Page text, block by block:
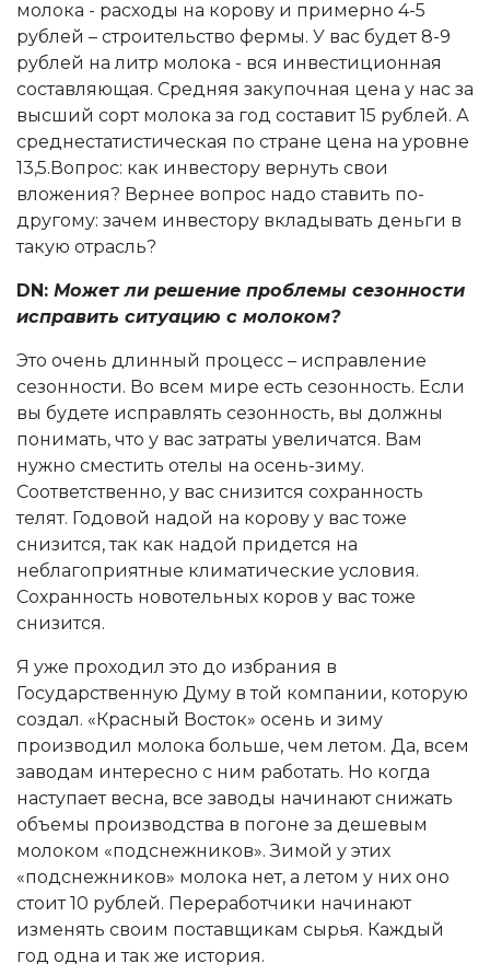
молока - расходы на корову и примерно 4-5
рублей – строительство фермы. У вас будет 8-9
рублей на литр молока - вся инвестиционная
составляющая. Средняя закупочная цена у нас за
высший сорт молока за год составит 15 рублей. А
среднестатистическая по стране цена на уровне
13,5.Вопрос: как инвестору вернуть свои
вложения? Вернее вопрос надо ставить по-
другому: зачем инвестору вкладывать деньги в
такую отрасль?
DN: Может ли решение проблемы сезонности
исправить ситуацию с молоком?
Это очень длинный процесс – исправление
сезонности. Во всем мире есть сезонность. Если
вы будете исправлять сезонность, вы должны
понимать, что у вас затраты увеличатся. Вам
нужно сместить отелы на осень-зиму.
Соответственно, у вас снизится сохранность
телят. Годовой надой на корову у вас тоже
снизится, так как надой придется на
неблагоприятные климатические условия.
Сохранность новотельных коров у вас тоже
снизится.
Я уже проходил это до избрания в
Государственную Думу в той компании, которую
создал. «Красный Восток» осень и зиму
производил молока больше, чем летом. Да, всем
заводам интересно с ним работать. Но когда
наступает весна, все заводы начинают снижать
объемы производства в погоне за дешевым
молоком «подснежников». Зимой у этих
«подснежников» молока нет, а летом у них оно
стоит 10 рублей. Переработчики начинают
изменять своим поставщикам сырья. Каждый
год одна и так же история.